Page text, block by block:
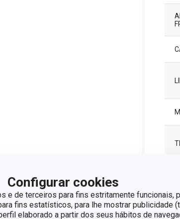
Configurar cookies
e de terceiros para fins estritamente funcionais,
fins estatísticos, para lhe mostrar publicidade
elaborado a partir dos seus hábitos de